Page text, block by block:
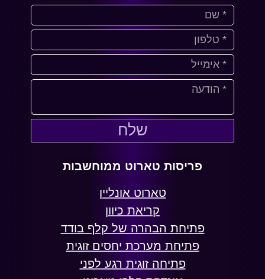
שלח
פריסות טארוט ממוחשבות
טארוט אונליין
קריאת כיוון
פתיחת הבהרה של קלף בודד
פתיחת מערכת יחסים זוגית
פתיחה זוגית רגע לפני